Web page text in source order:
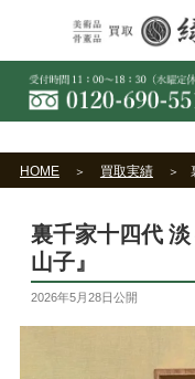
HOME 買取実績
裏千家十四代
山子』
2026年5月28日公開